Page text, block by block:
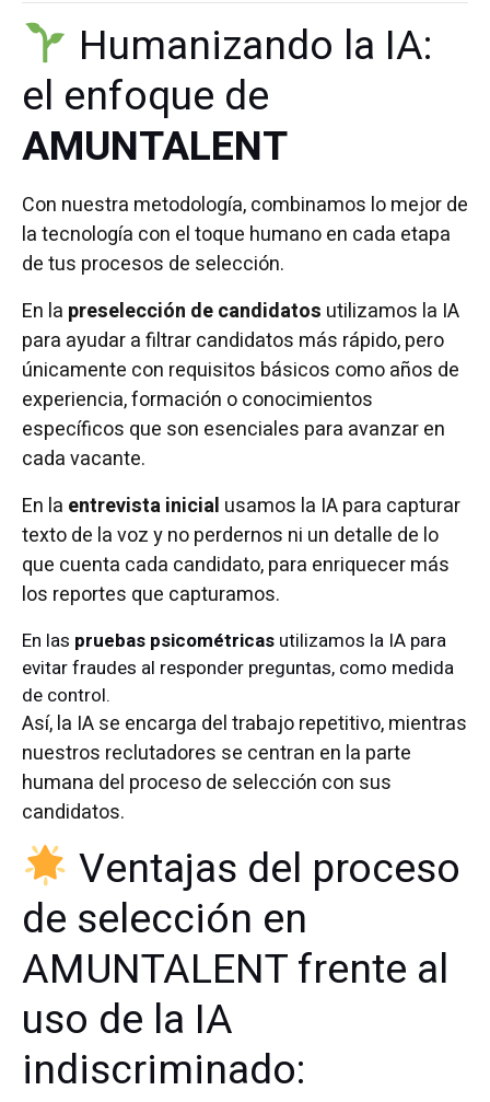
Humanizando la IA:
el enfoque de
AMUNTALENT
Con nuestra metodología, combinamos lo mejor de
la tecnología con el toque humano en cada etapa
de tus procesos de selección.
En la preselección de candidatos utilizamos la IA
para ayudar a filtrar candidatos más rápido, pero
únicamente con requisitos básicos como años de
experiencia, formación o conocimientos
específicos que son esenciales para avanzar en
cada vacante.
En la entrevista inicial usamos la IA para capturar
texto de la voz y no perdernos ni un detalle de lo
que cuenta cada candidato, para enriquecer más
los reportes que capturamos.
En las pruebas psicométricas utilizamos la IA para
evitar fraudes al responder preguntas, como medida
de control.
Así, la IA se encarga del trabajo repetitivo, mientras
nuestros reclutadores se centran en la parte
humana del proceso de selección con sus
candidatos.
Ventajas del proceso
de selección en
AMUNTALENT frente al
uso de la IA
indiscriminado: